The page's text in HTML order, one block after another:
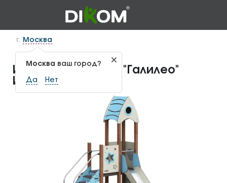
г. Москва
Москва ваш город?
Да Нет
Игровой комплекс "Галилео"
ИКС-1.253